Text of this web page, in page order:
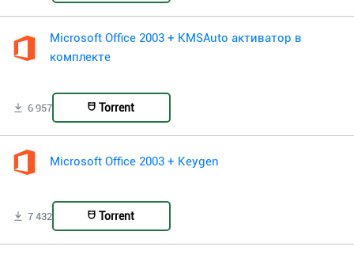
Microsoft Office 2003 + KMSAuto активатор в
комплекте
6 957 Torrent
Microsoft Office 2003 + Keygen
7 432 Torrent